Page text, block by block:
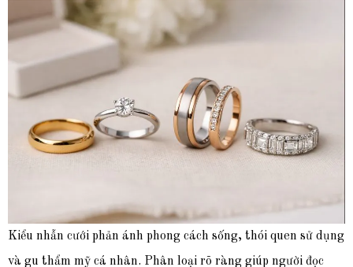
Kiểu nhẫn cưới phản ánh phong cách sống, thói quen sử dụng
và gu thẩm mỹ cá nhân. Phân loại rõ ràng giúp người đọc